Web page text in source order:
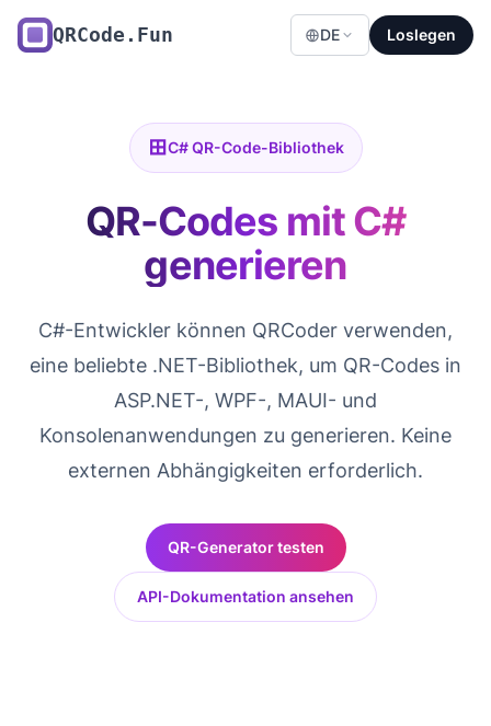
QRCode.Fun DE Loslegen
C# QR-Code-Bibliothek
QR-Codes mit C#
generieren
C#-Entwickler können QRCoder verwenden,
eine beliebte .NET-Bibliothek, um QR-Codes in
ASP.NET-, WPF-, MAUI- und
Konsolenanwendungen zu generieren. Keine
externen Abhängigkeiten erforderlich.
QR-Generator testen
API-Dokumentation ansehen